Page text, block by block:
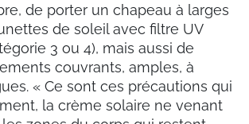
de porter un chapeau à larges
de soleil avec filtre UV
3 ou 4), mais aussi de
couvrants, amples, à
« Ce sont ces précautions qui
la crème solaire ne venant